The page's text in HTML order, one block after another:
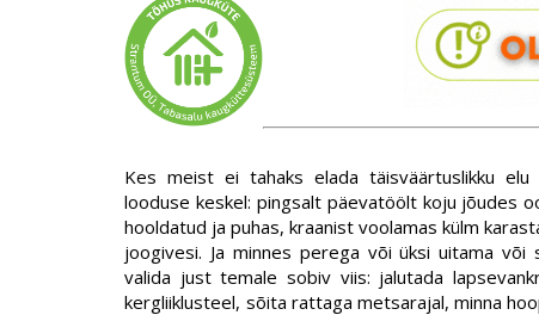
Kes meist ei tahaks elada täisväärtuslikku elu
looduse keskel: pingsalt päevatöölt koju jõudes
hooldatud ja puhas, kraanist voolamas külm
joogivesi. Ja minnes perega või üksi uitama või
valida just temale sobiv viis: jalutada
kergliiklusteel, sõita rattaga metsarajal, minna